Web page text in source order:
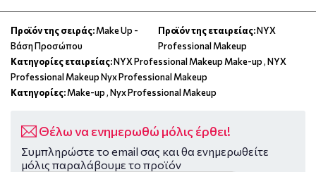
Προϊόν της σειράς:Make Up -
Βάση Προσώπου
Προϊόν της εταιρείας:NYX
Professional Makeup
Κατηγορίες εταιρείας:NYX Professional Makeup Make-up,NYX
Professional Makeup Nyx Professional Makeup
Κατηγορίες:Make-up,Nyx Professional Makeup
Θέλω να ενημερωθώ μόλις έρθει!
Συμπληρώστε το email σας και θα ενημερωθείτε
μόλις παραλάβουμε το προϊόν